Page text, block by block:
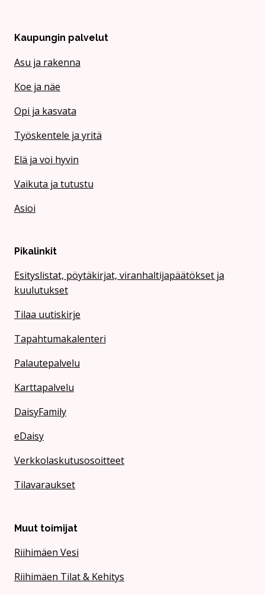
Kaupungin palvelut
Asu ja rakenna
Koe ja näe
Opi ja kasvata
Työskentele ja yritä
Elä ja voi hyvin
Vaikuta ja tutustu
Asioi
Pikalinkit
Esityslistat, pöytäkirjat, viranhaltijapäätökset ja
kuulutukset
Tilaa uutiskirje
Tapahtumakalenteri
Palautepalvelu
Karttapalvelu
DaisyFamily
eDaisy
Verkkolaskutusosoitteet
Tilavaraukset
Muut toimijat
Riihimäen Vesi
Riihimäen Tilat & Kehitys